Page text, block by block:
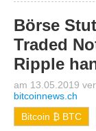
Börse
Traded
Ripple
am 13.05.2019
bitcoinnews.ch
Bitcoin ₿ BTC